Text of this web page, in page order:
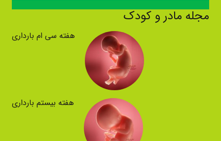
مجله مادر و کودک
هفته سی ام بارداری
هفته بیستم بارداری